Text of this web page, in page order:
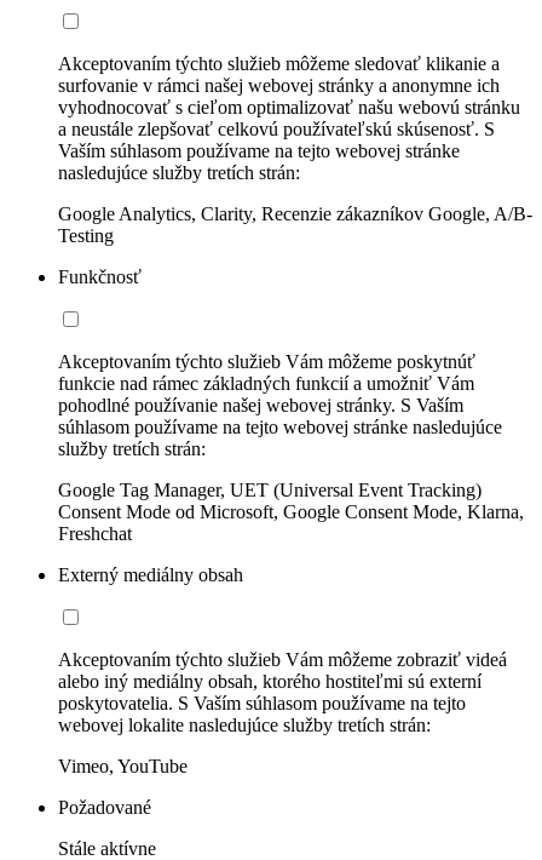
Akceptovaním týchto služieb môžeme sledovať klikanie a
surfovanie v rámci našej webovej stránky a anonymne ich
vyhodnocovať s cieľom optimalizovať našu webovú stránku
a neustále zlepšovať celkovú používateľskú skúsenosť. S
Vaším súhlasom používame na tejto webovej stránke
nasledujúce služby tretích strán:
Google Analytics, Clarity, Recenzie zákazníkov Google, A/B-
Testing
Funkčnosť
Akceptovaním týchto služieb Vám môžeme poskytnúť
funkcie nad rámec základných funkcií a umožniť Vám
pohodlné používanie našej webovej stránky. S Vaším
súhlasom používame na tejto webovej stránke nasledujúce
služby tretích strán:
Google Tag Manager, UET (Universal Event Tracking)
Consent Mode od Microsoft, Google Consent Mode, Klarna,
Freshchat
Externý mediálny obsah
Akceptovaním týchto služieb Vám môžeme zobraziť videá
alebo iný mediálny obsah, ktorého hostiteľmi sú externí
poskytovatelia. S Vaším súhlasom používame na tejto
webovej lokalite nasledujúce služby tretích strán:
Vimeo, YouTube
Požadované
Stále aktívne